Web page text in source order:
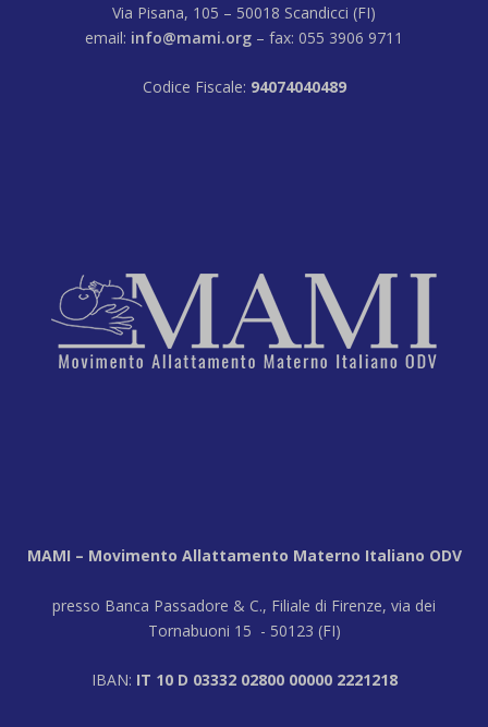
Via Pisana, 105 – 50018 Scandicci (FI)
email: info@mami.org – fax: 055 3906 9711
Codice Fiscale: 94074040489
MAMI – Movimento Allattamento Materno Italiano ODV
presso Banca Passadore & C., Filiale di Firenze, via dei
Tornabuoni 15 - 50123 (FI)
IBAN: IT 10 D 03332 02800 00000 2221218